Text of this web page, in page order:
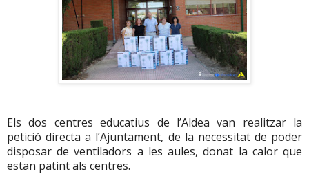
Els dos centres educatius de l’Aldea van realitzar la
petició directa a l’Ajuntament, de la necessitat de poder
disposar de ventiladors a les aules, donat la calor que
estan patint als centres.